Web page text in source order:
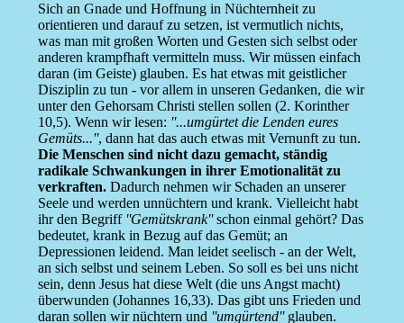
Sich an Gnade und Hoffnung in Nüchternheit zu
orientieren und darauf zu setzen, ist vermutlich nichts,
was man mit großen Worten und Gesten sich selbst oder
anderen krampfhaft vermitteln muss. Wir müssen einfach
daran (im Geiste) glauben. Es hat etwas mit geistlicher
Disziplin zu tun - vor allem in unseren Gedanken, die wir
unter den Gehorsam Christi stellen sollen (2. Korinther
10,5). Wenn wir lesen: ''...umgürtet die Lenden eures
Gemüts...'', dann hat das auch etwas mit Vernunft zu tun.
Die Menschen sind nicht dazu gemacht, ständig
radikale Schwankungen in ihrer Emotionalität zu
verkraften.Dadurch nehmen wir Schaden an unserer
Seele und werden unnüchtern und krank. Vielleicht habt
ihr den Begriff ''Gemütskrank''schon einmal gehört? Das
bedeutet, krank in Bezug auf das Gemüt; an
Depressionen leidend. Man leidet seelisch - an der Welt,
an sich selbst und seinem Leben. So soll es bei uns nicht
sein, denn Jesus hat diese Welt (die uns Angst macht)
überwunden (Johannes 16,33). Das gibt uns Frieden und
daran sollen wir nüchtern und ''umgürtend''glauben.